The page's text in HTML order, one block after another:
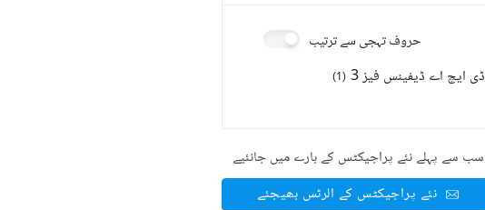
حروف تہجی سے ترتیب
ڈی ایچ اے ڈیفینس فیز 3 (
1
)
سب سے پہلے نئے پراجیکٹس کے بارے میں جانئیے
نئے پراجیکٹس کے الرٹس بھیجئے